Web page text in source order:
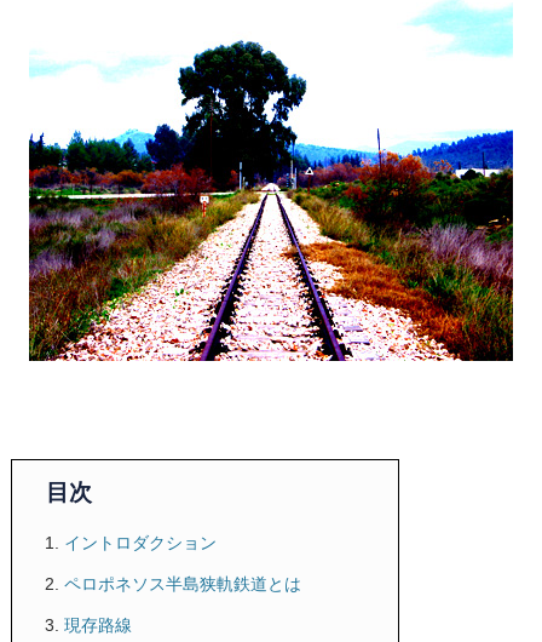
目次
イントロダクション
ペロポネソス半島狭軌鉄道とは
現存路線